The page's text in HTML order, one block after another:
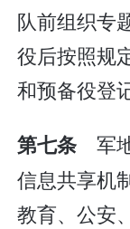
队前组织专
役后按照规
和预备役登记
第七条军
信息共享机
教育、公安